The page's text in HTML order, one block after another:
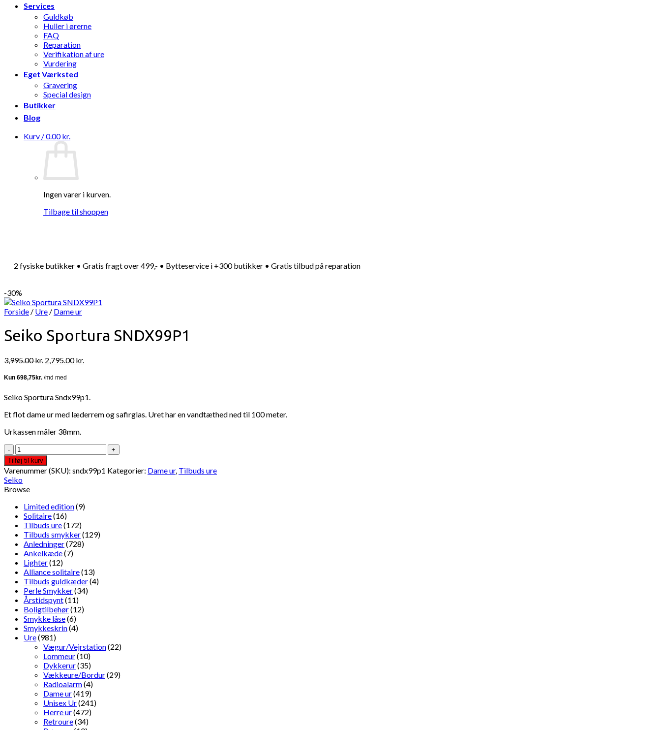
Services
Guldkøb
Huller i ørerne
FAQ
Reparation
Verifikation af ure
Vurdering
Eget Værksted
Gravering
Special design
Butikker
Blog
Kurv /0.00kr.
Ingen varer i kurven.
Tilbage til shoppen
2 fysiske butikker • Gratis fragt over 499,- • Bytteservice i +300 butikker • Gratis tilbud på reparation
-30%
Forside / Ure / Dame ur
Seiko Sportura SNDX99P1
3,995.00kr. Den
pris
3,995.00 kr..
2,795.00kr.
2,795.00 kr..
Seiko Sportura Sndx99p1.
Et flot dame ur med læderrem og safirglas. Uret har en vandtæthed ned til 100 meter.
Urkassen måler 38mm.
Seiko
Sportura
SNDX99P1
antal
Tilføj til kurv
Varenummer (SKU): sndx99p1 Kategorier: Dame ur, Tilbuds ure
Seiko
Browse
Limited edition(9)
Solitaire(16)
Tilbuds ure(172)
Tilbuds smykker(129)
Anledninger(728)
Ankelkæde(7)
Lighter(12)
Alliance solitaire(13)
Tilbuds guldkæder(4)
Perle Smykker(34)
Årstidspynt(11)
Boligtilbehør(12)
Smykke låse(6)
Smykkeskrin(4)
Ure(981)
Vægur/Vejrstation(22)
Lommeur(10)
Dykkerur(35)
Vækkeure/Bordur(29)
Radioalarm(4)
Dame ur(419)
Unisex Ur(241)
Herre ur(472)
Retroure(34)